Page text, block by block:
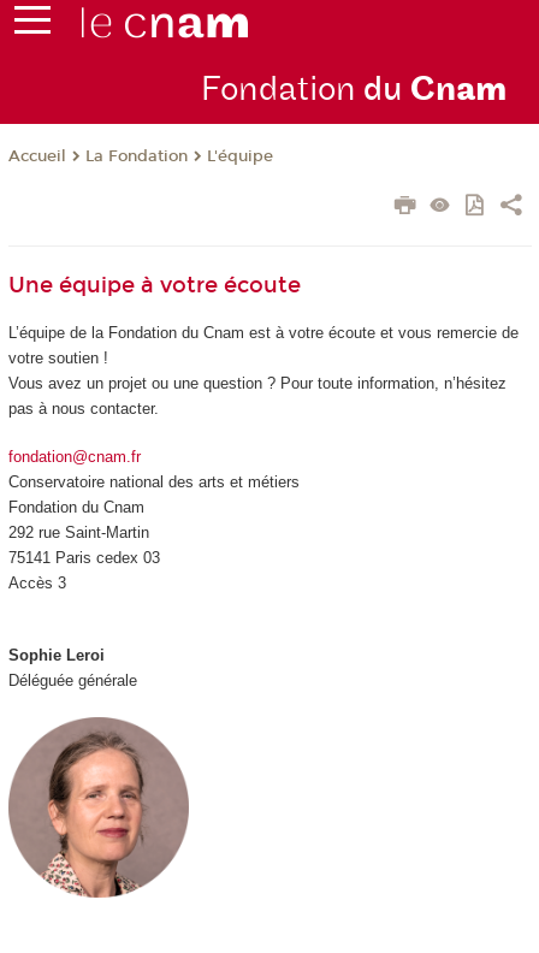
Fondation du Cnam
Accueil La Fondation L'équipe
Une équipe à votre écoute
L’équipe de la Fondation du Cnam est à votre écoute et vous remercie de
votre soutien !
Vous avez un projet ou une question ? Pour toute information, n’hésitez
pas à nous contacter.
fondation@cnam.fr
Conservatoire national des arts et métiers
Fondation du Cnam
292 rue Saint-Martin
75141 Paris cedex 03
Accès 3
Sophie Leroi
Déléguée générale